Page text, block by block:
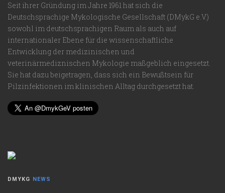
Seit ihrer Gründung im Jahre 1961 hat sich die
Deutschsprachige Mykologische Gesellschaft (DMykG e.V.)
sowohl im deutschsprachigen Raum als auch auf
internationaler Ebene für die wissenschaftliche
Entwicklung der medizinischen und
veterinärmediznischen Mykologie maßgeblich eingesetzt.
Sie hat dazu beigetragen, dass sich ein Bewußtsein für
Pilzinfektionen im klinischen Alltag durchgesetzt hat.
DMYKG NEWS